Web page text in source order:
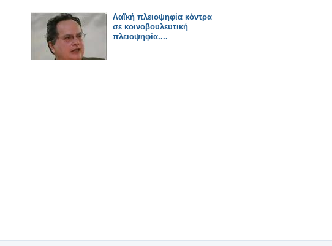
Λαϊκή πλειοψηφία κόντρα
σε κοινοβουλευτική
πλειοψηφία....